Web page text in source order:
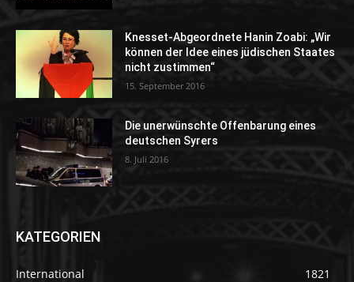
Knesset-Abgeordnete Hanin Zoabi: „Wir
können der Idee eines jüdischen Staates
nicht zustimmen“
15. September 2016
Die unerwünschte Offenbarung eines
deutschen Syrers
8. Juli 2016
KATEGORIEN
International
1821